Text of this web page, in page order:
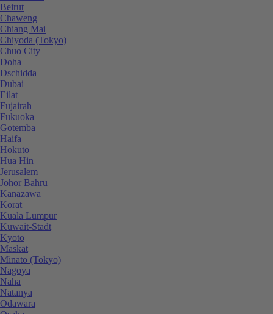
Beirut
Chaweng
Chiang Mai
Chiyoda (Tokyo)
Chuo City
Doha
Dschidda
Dubai
Eilat
Fujairah
Fukuoka
Gotemba
Haifa
Hokuto
Hua Hin
Jerusalem
Johor Bahru
Kanazawa
Korat
Kuala Lumpur
Kuwait-Stadt
Kyoto
Maskat
Minato (Tokyo)
Nagoya
Naha
Natanya
Odawara